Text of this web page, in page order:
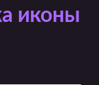
иконы